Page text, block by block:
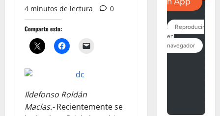
4 minutos de lectura
0
Comparte esto:
Ildefonso Roldán
Macías.-Recientemente se